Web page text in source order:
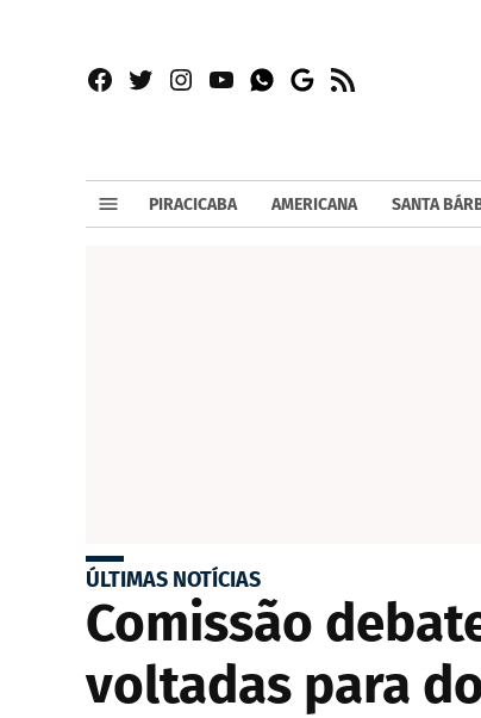
Facebook
TwitterInstagram
YouTubeWhatsapp
Google
RSS
PIRACICABA AMERICANA SANTA
ÚLTIMAS NOTÍCIAS
Comissão
voltadas para